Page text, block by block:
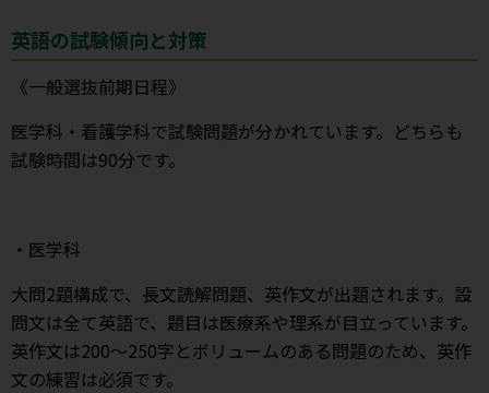
英語の試験傾向と対策
《一般選抜前期日程》
医学科・看護学科で試験問題が分かれています。どちらも
試験時間は90分です。
・医学科
大問2題構成で、長文読解問題、英作文が出題されます。設
問文は全て英語で、題目は医療系や理系が目立っています。
英作文は200～250字とボリュームのある問題のため、英作
文の練習は必須です。